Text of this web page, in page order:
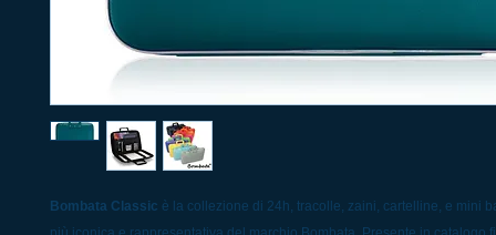
Bombata Classic è la collezione di 24h, tracolle, zaini, cartelline, e mini